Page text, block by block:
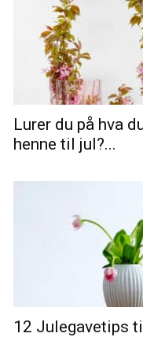
Lurer du på hva
henne til jul?...
12 Julegavetips